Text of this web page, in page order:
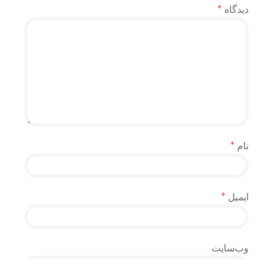
دیدگاه *
نام *
ایمیل *
وب‌سایت